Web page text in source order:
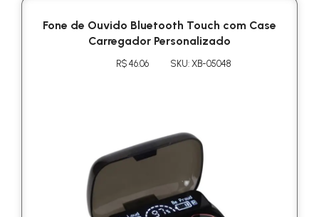
Fone de Ouvido Bluetooth Touch com Case
Carregador Personalizado
R$ 46.06 SKU: XB-05048